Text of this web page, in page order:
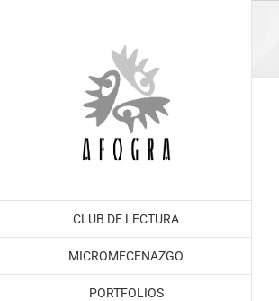
CLUB DE LECTURA
MICROMECENAZGO
PORTFOLIOS